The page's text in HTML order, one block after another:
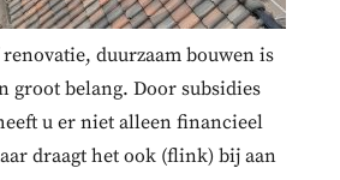
duurzaam bouwen is
groot belang. Door subsidies
u er niet alleen financieel
draagt het ook (flink) bij aan